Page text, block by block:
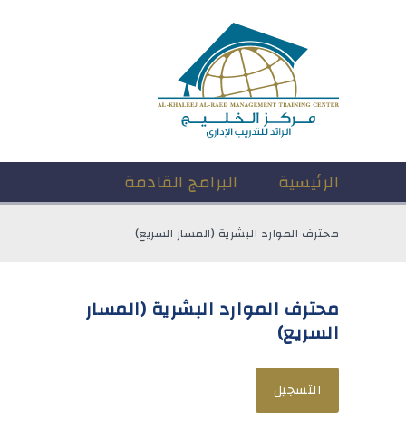
الرئيسية البرامج القادمة
محترف الموارد البشرية (المسار السريع)
محترف الموارد البشرية (المسار
السريع)
التسجيل